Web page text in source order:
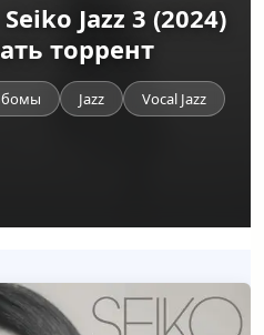
Jazz 3 (2024)
торрент
Jazz Vocal Jazz